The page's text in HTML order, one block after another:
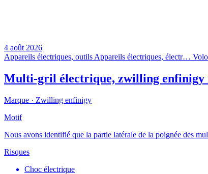
4 août 2026
Appareils électriques, outils Appareils électriques, électr…
Multi-gril électrique, zwilling enfinigy
Marque · Zwilling enfinigy
Motif
Nous avons identifié que la partie latérale de la poignée des
Risques
Choc électrique